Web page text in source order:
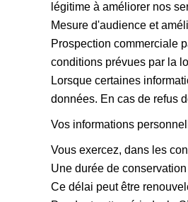
légitime à améliorer nos
Mesure d'audience et
Prospection commerciale
conditions prévues par la
Lorsque certaines
données. En cas de refus
Vos informations
Vous exercez, dans les
Une durée de
Ce délai peut être